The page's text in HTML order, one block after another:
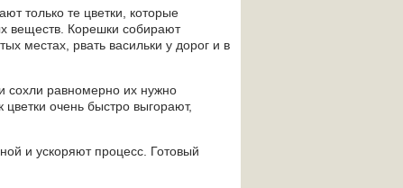
только те цветки, которые
веществ. Корешки собирают
местах, рвать васильки у дорог и в
сохли равномерно их нужно
очень быстро выгорают,
и ускоряют процесс. Готовый